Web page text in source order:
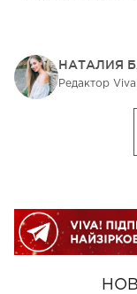
НАТАЛИЯ
Редактор